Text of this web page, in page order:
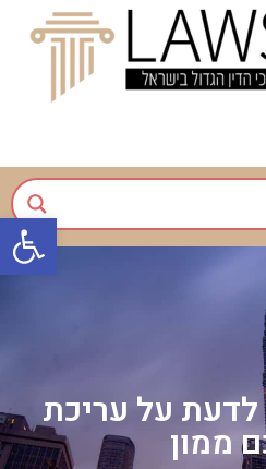
על עריכת
ממון